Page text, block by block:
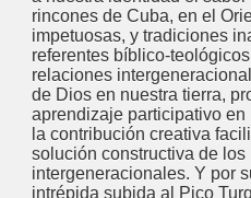
rincones de Cuba, en el
impetuosas, y tradiciones
referentes bíblico-
relaciones
de Dios en nuestra tierra,
aprendizaje participativo
la contribución creativa
solución constructiva de
intergeneracionales. Y por
intrépida subida al Pico